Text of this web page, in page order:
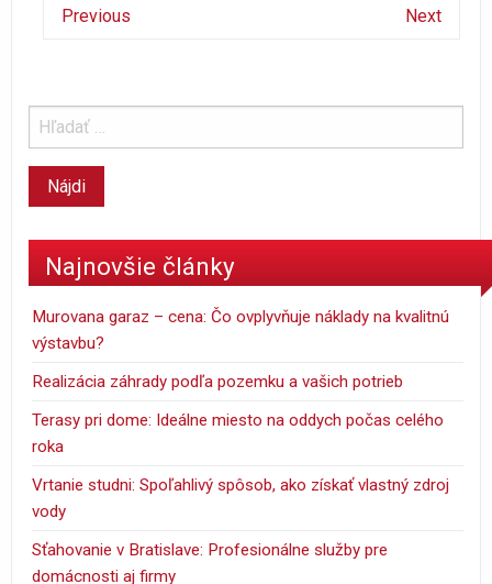
Previous Next
Najnovšie články
Murovana garaz – cena: Čo ovplyvňuje náklady na kvalitnú
výstavbu?
Realizácia záhrady podľa pozemku a vašich potrieb
Terasy pri dome: Ideálne miesto na oddych počas celého
roka
Vrtanie studni: Spoľahlivý spôsob, ako získať vlastný zdroj
vody
Sťahovanie v Bratislave: Profesionálne služby pre
domácnosti aj firmy